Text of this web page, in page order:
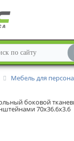
Мебель для
боковой
70x36.6x3.6